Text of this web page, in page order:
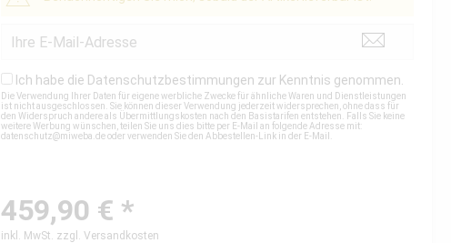
Ich habe die Datenschutzbestimmungen zur Kenntnis genommen.
Die Verwendung Ihrer Daten für eigene werbliche Zwecke für ähnliche Waren und Dienstleistungen
ist nicht ausgeschlossen. Sie können dieser Verwendung jederzeit widersprechen, ohne dass für
den Widerspruch andere als Übermittlungskosten nach den Basistarifen entstehen. Falls Sie keine
weitere Werbung wünschen, teilen Sie uns dies bitte per E-Mail an folgende Adresse mit:
datenschutz@miweba.deoder verwenden Sie den Abbestellen-Link in der E-Mail.
459,90 € *
inkl. MwSt. zzgl. Versandkosten